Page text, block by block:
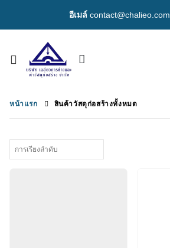
อีเมล์contact@chalieo.com
หน้าแรก สินค้าวัสดุก่อสร้างทั้งหมด